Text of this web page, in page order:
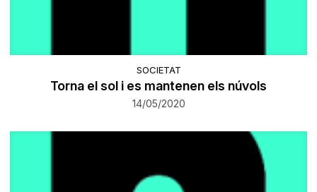
SOCIETAT
Torna el sol i es mantenen els núvols
14/05/2020